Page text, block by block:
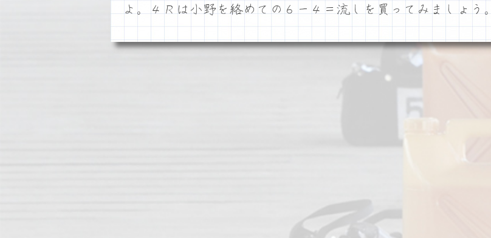
よ。４Ｒは小野を絡めての６ー４＝流しを買ってみましょう。